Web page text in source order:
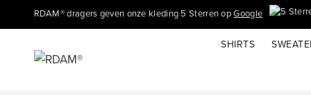
RDAM® dragers geven onze kleding 5 Sterren opGoogle
SHIRTS